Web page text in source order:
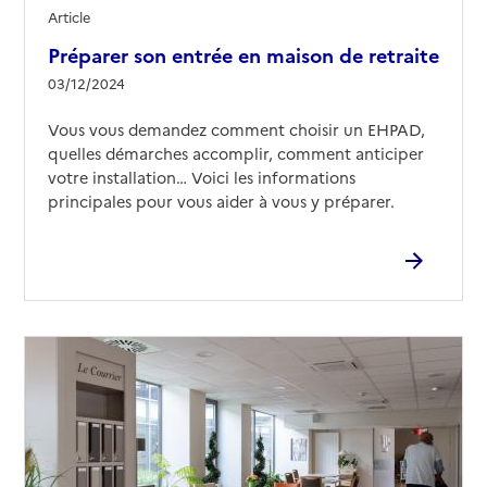
Source des données : Finess n° 510012065
Préparer son entrée en maison de retraite
03/12/2024
Article
Vous vous demandez comment choisir un EHPAD,
quelles démarches accomplir, comment anticiper
votre installation… Voici les informations
principales pour vous aider à vous y préparer.